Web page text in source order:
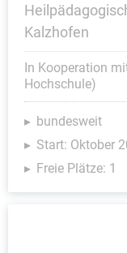
Kalzhofen
In Kooperation
Hochschule)
bundesweit
Start: Oktober
Freie Plätze: 1